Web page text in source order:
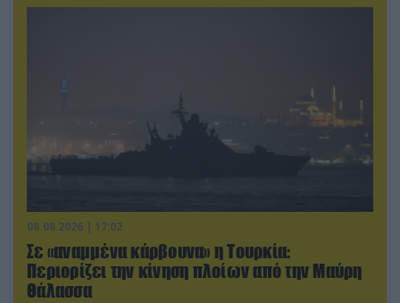
08.08.2026 | 17:02
Σε «αναμμένα κάρβουνα» η Τουρκία:
Περιορίζει την κίνηση πλοίων από την Μαύρη
Θάλασσα